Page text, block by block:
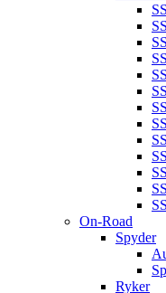
On-Road
Spyder
Ryker